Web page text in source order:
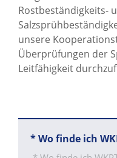
Rostbeständigkeits-
unsere
Überprüfungen der
Leitfähigkeit
*Wo finde ich